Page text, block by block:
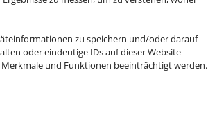
zu speichern und/oder darauf
oder eindeutige IDs auf dieser Website
und Funktionen beeinträchtigt werden.